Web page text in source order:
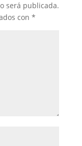
será publicada.
con *